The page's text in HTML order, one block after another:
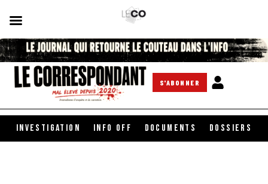
S'ABONNER
INVESTIGATION INFO OFF DOCUMENTS DOSSIERS